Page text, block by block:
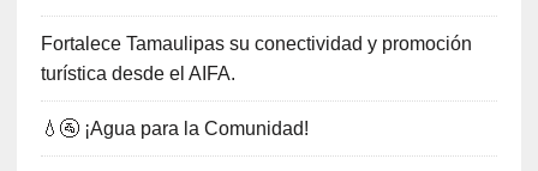
Fortalece Tamaulipas su conectividad y promoción
turística desde el AIFA.
💧🚰 ¡Agua para la Comunidad!